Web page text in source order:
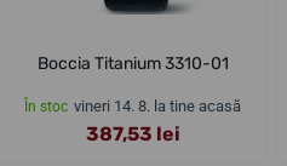
Boccia Titanium 3310-01
În stoc vineri 14. 8. la tine acasă
387,53 lei